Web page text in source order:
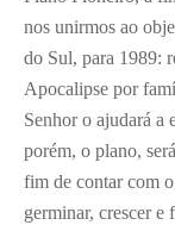
nos unirmos ao
do Sul, para 1989:
Apocalipse por
Senhor o ajudará a
porém, o plano,
fim de contar com
germinar, crescer e